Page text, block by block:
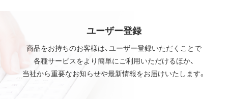
ユーザー登録
商品をお持ちのお客様は、ユーザー登録いただくことで
各種サービスをより簡単にご利用いただけるほか、
当社から重要なお知らせや最新情報をお届けいたします。